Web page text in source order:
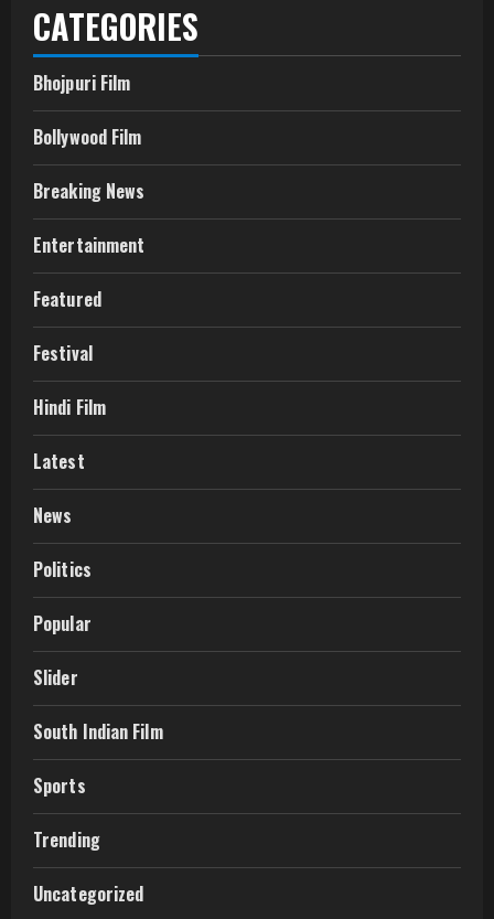
CATEGORIES
Bhojpuri Film
Bollywood Film
Breaking News
Entertainment
Featured
Festival
Hindi Film
Latest
News
Politics
Popular
Slider
South Indian Film
Sports
Trending
Uncategorized